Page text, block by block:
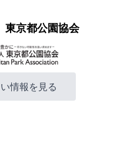
京都公園協会
情報を見る